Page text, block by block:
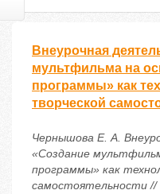
Внеурочная
мультфильма на
программы» как
творческой
Чернышова Е. А.
«Создание
программы» как
самостоятельности //